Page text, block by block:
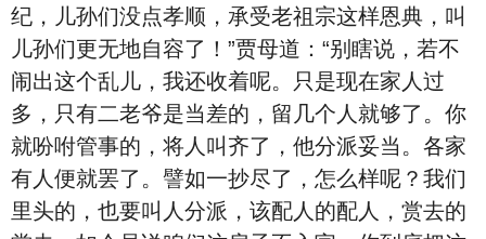
纪，儿孙们没点孝顺，承受老祖宗这样恩典，叫
儿孙们更无地自容了！”贾母道：“别瞎说，若不
闹出这个乱儿，我还收着呢。只是现在家人过
多，只有二老爷是当差的，留几个人就够了。你
就吩咐管事的，将人叫齐了，他分派妥当。各家
有人便就罢了。譬如一抄尽了，怎么样呢？我们
里头的，也要叫人分派，该配人的配人，赏去的